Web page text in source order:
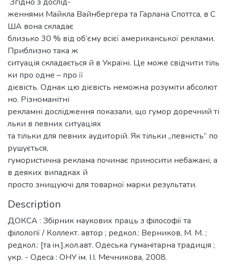
женнями Майкла Вайнбергера та Гарлана Споттса, в С
ША вона складає
близько 30 % від об’єму всієї американської реклами.
Приблизно така ж
ситуація складається й в Україні. Це може свідчити тіль
ки про одне – про її
дієвість. Однак цю дієвість неможна розуміти абсолют
но. Різноманітні
рекламні дослідження показали, що гумор доречний ті
льки в певних ситуаціях
та тільки для певних аудиторій. Як тільки „певність” по
рушується,
гумористична реклама починає приносити небажані, а
в деяких випадках й
просто знищуючі для товарної марки результати.
Description
ДОКСА : Збiрник наукових праць з фiлософiї та
фiлологiї / Коллект. автор ; редкол.: Верников, М. М. ;
редкол.: [та iн.],кол.авт. Одеська гуманiтарна традицiя ;
укр. - Одеса : ОНУ iм. I.I. Мечникова, 2008.